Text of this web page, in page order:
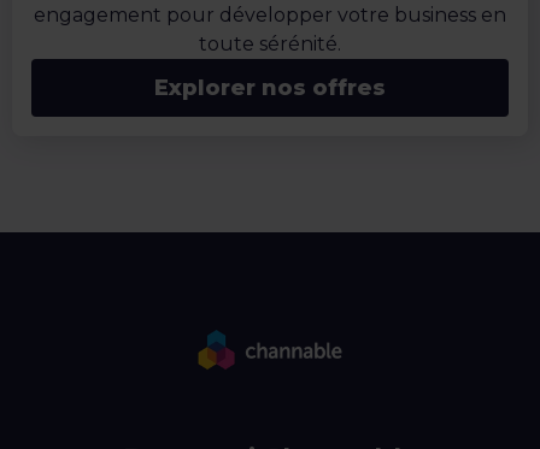
engagement pour développer votre business en
toute sérénité.
Explorer nos offres